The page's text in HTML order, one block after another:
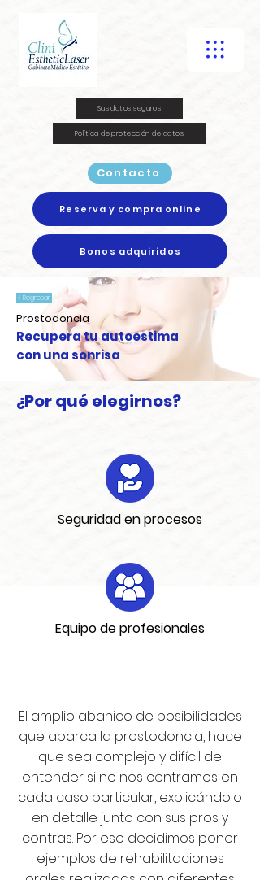
Contacto
Sus datos seguros
Política de protección de datos
Reserva y compra online
Bonos adquiridos
< Regresar
Prostodoncia
Recupera tu autoestima
con una sonrisa
¿Por qué elegirnos?
Seguridad en procesos
Equipo de profesionales
El amplio abanico de posibilidades
que abarca la prostodoncia, hace
que sea complejo y difícil de
entender si no nos centramos en
cada caso particular, explicándolo
en detalle junto con sus pros y
contras. Por eso decidimos poner
ejemplos de rehabilitaciones